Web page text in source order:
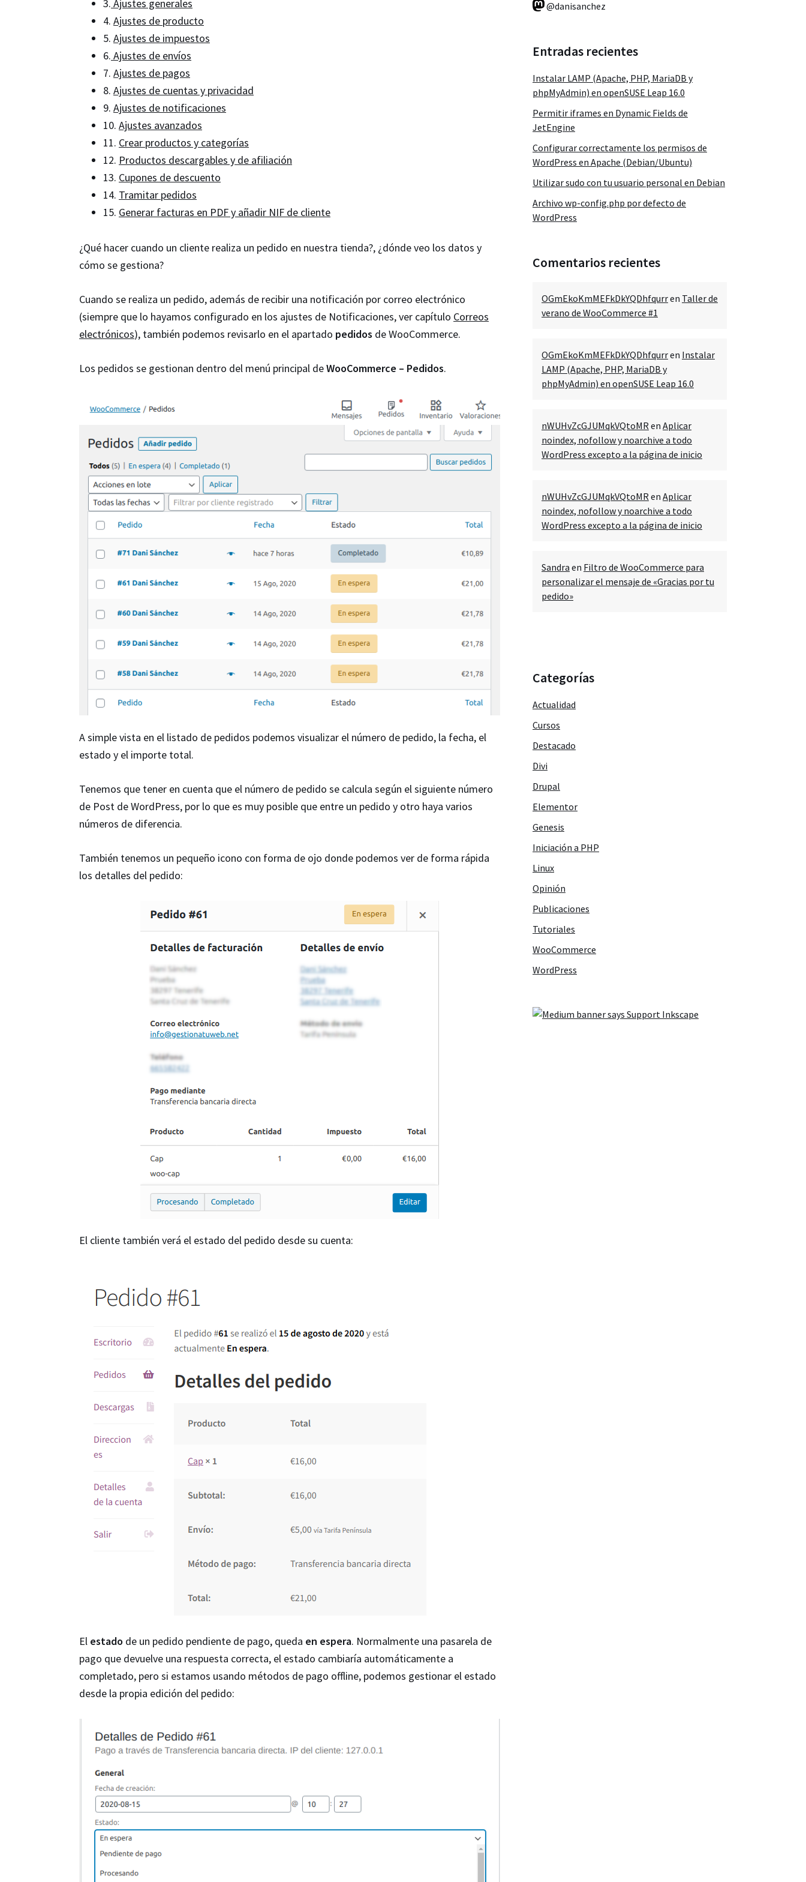
3. Ajustes generales
4. Ajustes de producto
5. Ajustes de impuestos
6. Ajustes de envíos
7. Ajustes de pagos
8. Ajustes de cuentas y privacidad
9. Ajustes de notificaciones
10. Ajustes avanzados
11. Crear productos y categorías
12. Productos descargables y de afiliación
13. Cupones de descuento
14. Tramitar pedidos
15. Generar facturas en PDF y añadir NIF de cliente
¿Qué hacer cuando un cliente realiza un pedido en nuestra tienda?, ¿dónde veo los datos y
cómo se gestiona?
Cuando se realiza un pedido, además de recibir una notificación por correo electrónico
(siempre que lo hayamos configurado en los ajustes de Notificaciones, ver capítulo Correos
electrónicos), también podemos revisarlo en el apartado pedidos de WooCommerce.
Los pedidos se gestionan dentro del menú principal deWooCommerce – Pedidos.
A simple vista en el listado de pedidos podemos visualizar el número de pedido, la fecha, el
estado y el importe total.
Tenemos que tener en cuenta que el número de pedido se calcula según el siguiente número
de Post de WordPress, por lo que es muy posible que entre un pedido y otro haya varios
números de diferencia.
También tenemos un pequeño icono con forma de ojo donde podemos ver de forma rápida
los detalles del pedido:
El cliente también verá el estado del pedido desde su cuenta:
El estado de un pedido pendiente de pago, queda en espera. Normalmente una pasarela de
pago que devuelve una respuesta correcta, el estado cambiaría automáticamente a
completado, pero si estamos usando métodos de pago offline, podemos gestionar el estado
desde la propia edición del pedido:
@danisanchez
Entradas recientes
Instalar LAMP (Apache, PHP, MariaDB y
phpMyAdmin) en openSUSE Leap 16.0
Permitir iframes en Dynamic Fields de
JetEngine
Configurar correctamente los permisos de
WordPress en Apache (Debian/Ubuntu)
Utilizar sudo con tu usuario personal en Debian
Archivo wp-config.php por defecto de
WordPress
Comentarios recientes
OGmEkoKmMEFkDkYQDhfqurren Taller de
verano de WooCommerce #1
OGmEkoKmMEFkDkYQDhfqurren Instalar
LAMP (Apache, PHP, MariaDB y
phpMyAdmin) en openSUSE Leap 16.0
nWUHvZcGJUMqkVQtoMRen Aplicar
noindex, nofollow y noarchive a todo
WordPress excepto a la página de inicio
nWUHvZcGJUMqkVQtoMRen Aplicar
noindex, nofollow y noarchive a todo
WordPress excepto a la página de inicio
Sandra en Filtro de WooCommerce para
personalizar el mensaje de «Gracias por tu
pedido»
Categorías
Actualidad
Cursos
Destacado
Divi
Drupal
Elementor
Genesis
Iniciación a PHP
Linux
Opinión
Publicaciones
Tutoriales
WooCommerce
WordPress